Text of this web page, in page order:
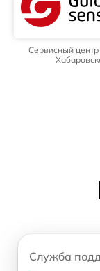
Сервисный центр
Служба